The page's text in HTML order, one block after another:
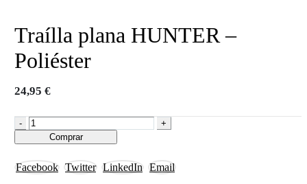
Traílla plana HUNTER –
Poliéster
24,95 €
-
+
Comprar
Facebook Twitter LinkedIn Email